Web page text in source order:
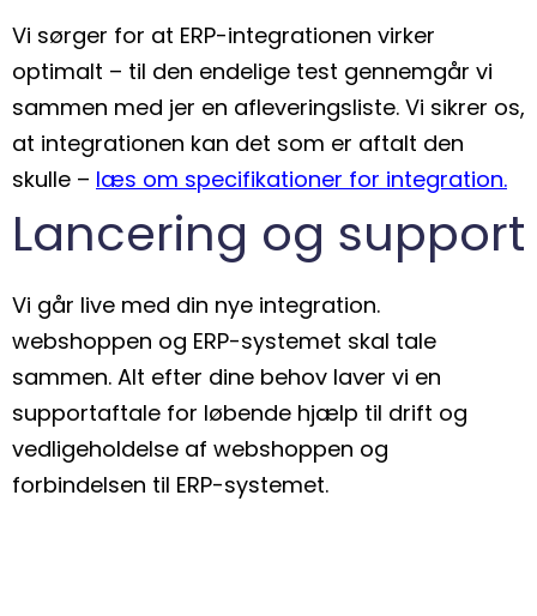
Vi sørger for at ERP-integrationen virker
optimalt – til den endelige test gennemgår vi
sammen med jer en afleveringsliste. Vi sikrer os,
at integrationen kan det som er aftalt den
skulle – læs om specifikationer for integration.
Lancering og support
Vi går live med din nye integration.
webshoppen og ERP-systemet skal tale
sammen. Alt efter dine behov laver vi en
supportaftale for løbende hjælp til drift og
vedligeholdelse af webshoppen og
forbindelsen til ERP-systemet.